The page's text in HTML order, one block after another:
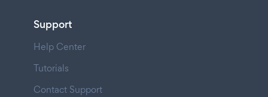
Support
Help Center
Tutorials
Contact Support